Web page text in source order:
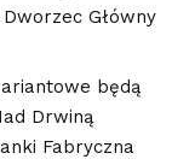
Główny
będą
Drwiną
Fabryczna